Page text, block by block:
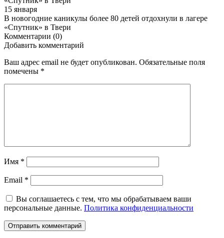
15 января
В новогодние каникулы более 80 детей отдохнули в лагере
«Спутник» в Твери
Комментарии (0)
Добавить комментарий
Ваш адрес email не будет опубликован. Обязательные поля
помечены *
Имя *
Email *
Вы соглашаетесь с тем, что мы обрабатываем ваши
персональные данные. Политика конфиденциальности